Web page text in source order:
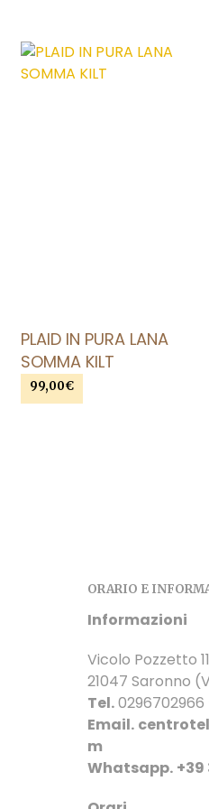
PLAID IN PURA LANA
SOMMA KILT
99,00€
essere
scelte
nella
pagina
del
prodotto
ORARIO E
Informazioni
Vicolo Pozzetto 11
21047 Saronno
Tel.
Email.
m
Whatsapp. +39